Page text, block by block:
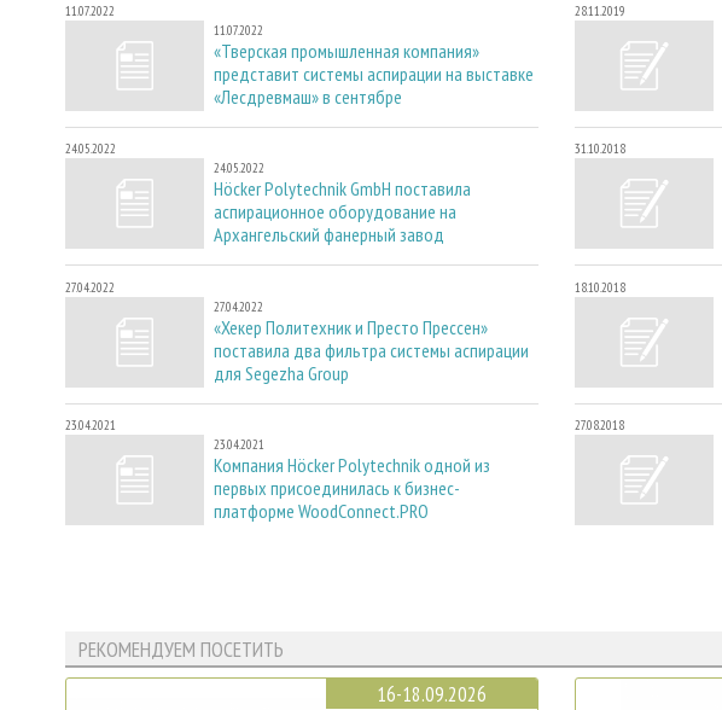
11.07.2022
11.07.2022
«Тверская промышленная компания»
представит системы аспирации на выставке
«Лесдревмаш» в сентябре
24.05.2022
24.05.2022
Höcker Polytechnik GmbH поставила
аспирационное оборудование на
Архангельский фанерный завод
27.04.2022
27.04.2022
«Хекер Политехник и Престо Прессен»
поставила два фильтра системы аспирации
для Segezha Group
23.04.2021
23.04.2021
Компания Höcker Polytechnik одной из
первых присоединилась к бизнес-
платформе WoodConnect.PRO
28.11.2019
31.10.2018
18.10.2018
27.08.2018
РЕКОМЕНДУЕМ ПОСЕТИТЬ
16-18.09.2026